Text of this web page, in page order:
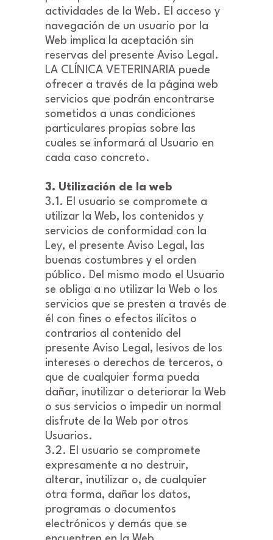
actividades de la Web. El acceso y
navegación de un usuario por la
Web implica la aceptación sin
reservas del presente Aviso Legal.
LA CLÍNICA VETERINARIA puede
ofrecer a través de la página web
servicios que podrán encontrarse
sometidos a unas condiciones
particulares propias sobre las
cuales se informará al Usuario en
cada caso concreto.
3. Utilización de la web
3.1. El usuario se compromete a
utilizar la Web, los contenidos y
servicios de conformidad con la
Ley, el presente Aviso Legal, las
buenas costumbres y el orden
público. Del mismo modo el Usuario
se obliga a no utilizar la Web o los
servicios que se presten a través de
él con fines o efectos ilícitos o
contrarios al contenido del
presente Aviso Legal, lesivos de los
intereses o derechos de terceros, o
que de cualquier forma pueda
dañar, inutilizar o deteriorar la Web
o sus servicios o impedir un normal
disfrute de la Web por otros
Usuarios.
3.2. El usuario se compromete
expresamente a no destruir,
alterar, inutilizar o, de cualquier
otra forma, dañar los datos,
programas o documentos
electrónicos y demás que se